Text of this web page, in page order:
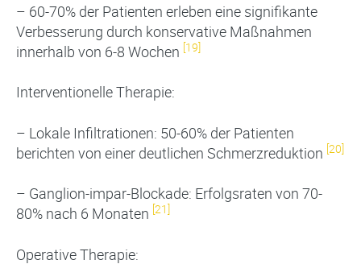
– 60-70% der Patienten erleben eine signifikante
Verbesserung durch konservative Maßnahmen
innerhalb von 6-8 Wochen [19]
Interventionelle Therapie:
– Lokale Infiltrationen: 50-60% der Patienten
berichten von einer deutlichen Schmerzreduktion [20]
– Ganglion-impar-Blockade: Erfolgsraten von 70-
80% nach 6 Monaten [21]
Operative Therapie: